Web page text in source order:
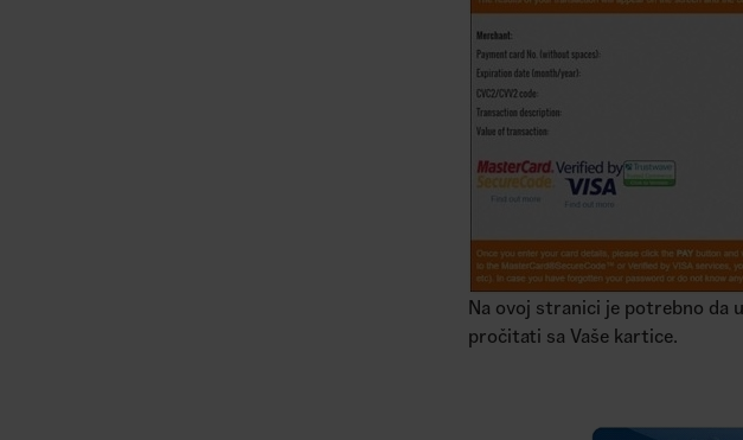
Na ovoj stranici je potrebno da
pročitati sa Vaše kartice.